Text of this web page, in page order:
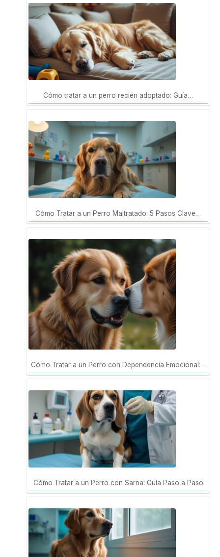
Cómo tratar a un perro recién adoptado: Guía…
Cómo Tratar a un Perro Maltratado: 5 Pasos Clave…
Cómo Tratar a un Perro con Dependencia Emocional:…
Cómo Tratar a un Perro con Sarna: Guía Paso a Paso